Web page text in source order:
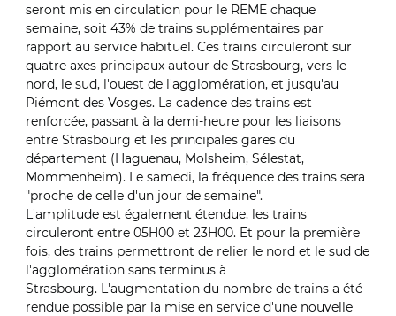
seront mis en circulation pour le REME chaque
semaine, soit 43% de trains supplémentaires par
rapport au service habituel. Ces trains circuleront sur
quatre axes principaux autour de Strasbourg, vers le
nord, le sud, l'ouest de l'agglomération, et jusqu'au
Piémont des Vosges. La cadence des trains est
renforcée, passant à la demi-heure pour les liaisons
entre Strasbourg et les principales gares du
département (Haguenau, Molsheim, Sélestat,
Mommenheim). Le samedi, la fréquence des trains sera
"proche de celle d'un jour de semaine".
L'amplitude est également étendue, les trains
circuleront entre 05H00 et 23H00. Et pour la première
fois, des trains permettront de relier le nord et le sud de
l'agglomération sans terminus à
Strasbourg. L'augmentation du nombre de trains a été
rendue possible par la mise en service d'une nouvelle